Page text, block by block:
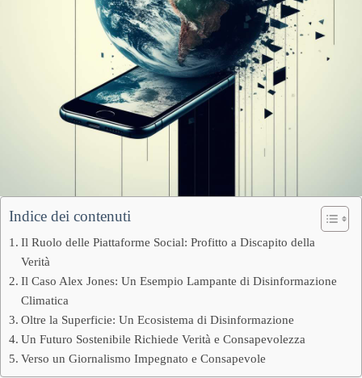
Indice dei contenuti
Il Ruolo delle Piattaforme Social: Profitto a Discapito della
Verità
Il Caso Alex Jones: Un Esempio Lampante di Disinformazione
Climatica
Oltre la Superficie: Un Ecosistema di Disinformazione
Un Futuro Sostenibile Richiede Verità e Consapevolezza
Verso un Giornalismo Impegnato e Consapevole